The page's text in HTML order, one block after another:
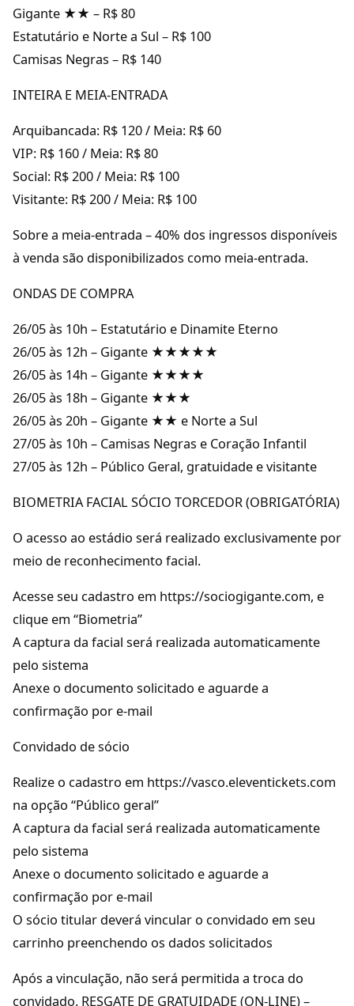
Gigante ★★ – R$ 80
Estatutário e Norte a Sul – R$ 100
Camisas Negras – R$ 140
INTEIRA E MEIA-ENTRADA
Arquibancada: R$ 120 / Meia: R$ 60
VIP: R$ 160 / Meia: R$ 80
Social: R$ 200 / Meia: R$ 100
Visitante: R$ 200 / Meia: R$ 100
Sobre a meia-entrada – 40% dos ingressos disponíveis
à venda são disponibilizados como meia-entrada.
ONDAS DE COMPRA
26/05 às 10h – Estatutário e Dinamite Eterno
26/05 às 12h – Gigante ★★★★★
26/05 às 14h – Gigante ★★★★
26/05 às 18h – Gigante ★★★
26/05 às 20h – Gigante ★★ e Norte a Sul
27/05 às 10h – Camisas Negras e Coração Infantil
27/05 às 12h – Público Geral, gratuidade e visitante
BIOMETRIA FACIAL SÓCIO TORCEDOR (OBRIGATÓRIA)
O acesso ao estádio será realizado exclusivamente por
meio de reconhecimento facial.
Acesse seu cadastro em https://sociogigante.com, e
clique em “Biometria”
A captura da facial será realizada automaticamente
pelo sistema
Anexe o documento solicitado e aguarde a
confirmação por e-mail
Convidado de sócio
Realize o cadastro em https://vasco.eleventickets.com
na opção “Público geral”
A captura da facial será realizada automaticamente
pelo sistema
Anexe o documento solicitado e aguarde a
confirmação por e-mail
O sócio titular deverá vincular o convidado em seu
carrinho preenchendo os dados solicitados
Após a vinculação, não será permitida a troca do
convidado. RESGATE DE GRATUIDADE (ON-LINE) –